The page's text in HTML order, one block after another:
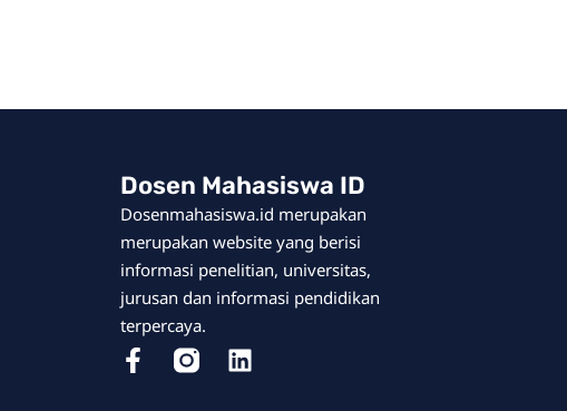
Dosen Mahasiswa ID
Dosenmahasiswa.id merupakan
merupakan website yang berisi
informasi penelitian, universitas,
jurusan dan informasi pendidikan
terpercaya.